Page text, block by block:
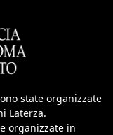
state organizzate
Laterza.
organizzate in